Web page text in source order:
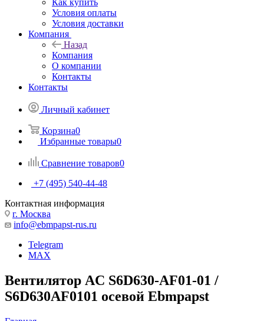
Как купить
Условия оплаты
Условия доставки
Компания
Назад
Компания
О компании
Контакты
Контакты
Личный кабинет
Корзина0
Избранные товары0
Сравнение товаров0
+7 (495) 540-44-48
Контактная информация
г. Москва
info@ebmpapst-rus.ru
Telegram
MAX
Вентилятор AC S6D630-AF01-01 /
S6D630AF0101 осевой Ebmpapst